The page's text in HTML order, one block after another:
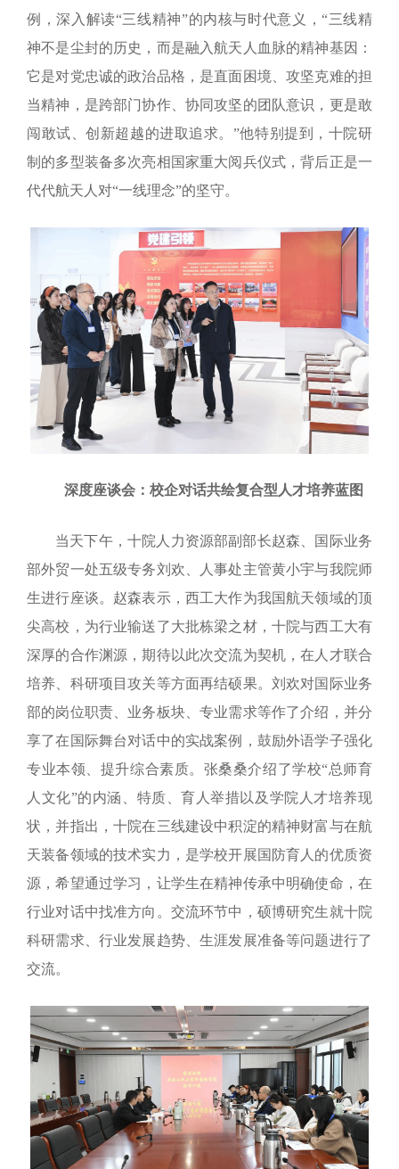
例，深入 解读“三线精神”的内核与时代意义，“三线精
神不是尘封的历史，而是融入航天人血脉的精神基因：
它是对党忠诚的政治品格，是直面困境、攻坚克难的担
当精神，是跨部门协作、协同攻坚的团队意识，更是敢
闯敢试、创新超越的进取追求。”他特别提到，十院研
制的多型装备多次亮相国家重大阅兵仪式，背后正是一
代代航天人对“一线理念”的坚守。
深度座谈会：校企对话共绘复合型人才培养蓝图
当天下午，十院人力资源部副部长赵森、国际业务
部外贸一处五级专务刘欢、人事处主管黄小宇与我院师
生进行座谈。赵森表示，西工大作为我国航天领域的顶
尖高校，为行业输送了大批栋梁之材，十院与西工大有
深厚的合作渊源，期待以此次交流为契机，在人才联合
培养、科研项目攻关等方面再结硕果。 刘欢对国际业务
部的岗位职责、业务板块、专业需求等作了介绍，并分
享了在国际舞台对话中的实战案例，鼓励外语学子强化
专业本领、提升综合素质。张桑桑介绍了学校“总师育
人文化”的内涵、特质、育人举措以及学院人才培养现
状，并指出，十院在三线建设中积淀的精神财富与在航
天装备领域的技术实力，是学校开展国防育人的优质资
源，希望通过学习，让学生在精神传承中明确使命，在
行业对话中找准方向。交流环节中，硕博研究生就十院
科研需求、行业发展趋势、生涯发展准备等问题进行了
交流。